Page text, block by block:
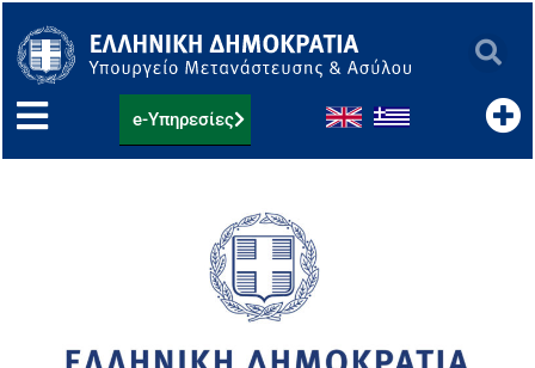
στο
περιεχόμενο
e-Υπηρεσίες